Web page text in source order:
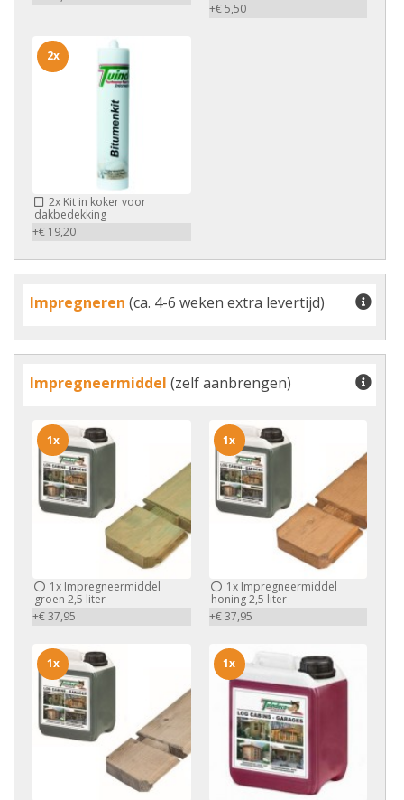
+€ 5,50
2x Kit in koker voor
dakbedekking
+€ 19,20
2x
Impregneren (ca. 4-6 weken extra levertijd)
Impregneermiddel (zelf aanbrengen)
1x Impregneermiddel
groen 2,5 liter
+€ 37,95
1x
1xImpregneermiddel
honing 2,5 liter
+€ 37,95
1x
1x 1x